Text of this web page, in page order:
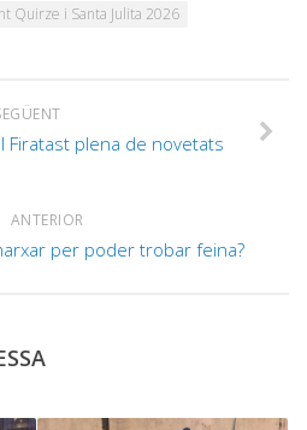
Quirze i Santa Julita 2026
Firatast plena de novetats
ANTERIOR
per poder trobar feina?